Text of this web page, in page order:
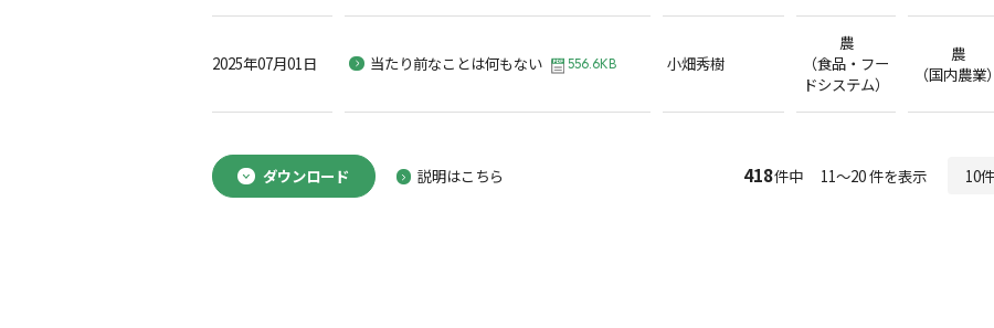
2025年07月01日 当たり前なことは何もない 556.6KB 小畑秀樹
農
（食品・フー
ドシステム）
農
（国内農業）
ダウンロード 説明はこちら 418件中 11～20 件を表示